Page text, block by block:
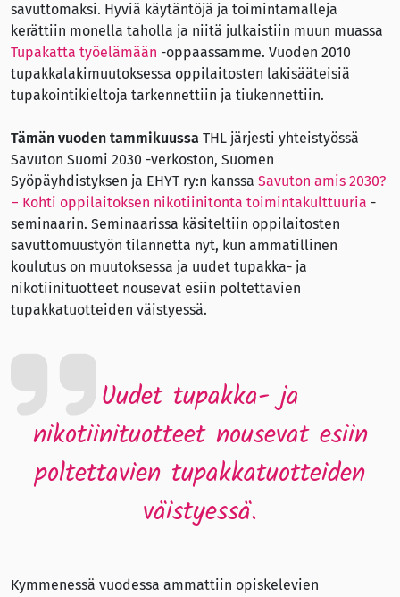
savuttomaksi. Hyviä käytäntöjä ja toimintamalleja
kerättiin monella taholla ja niitä julkaistiin muun muassa
Tupakatta työelämään -oppaassamme. Vuoden 2010
tupakkalakimuutoksessa oppilaitosten lakisääteisiä
tupakointikieltoja tarkennettiin ja tiukennettiin.
Tämän vuoden tammikuussa THL järjesti yhteistyössä
Savuton Suomi 2030 -verkoston, Suomen
Syöpäyhdistyksen ja EHYT ry:n kanssa Savuton amis 2030?
– Kohti oppilaitoksen nikotiinitonta toimintakulttuuria -
seminaarin. Seminaarissa käsiteltiin oppilaitosten
savuttomuustyön tilannetta nyt, kun ammatillinen
koulutus on muutoksessa ja uudet tupakka- ja
nikotiinituotteet nousevat esiin poltettavien
tupakkatuotteiden väistyessä.
Uudet tupakka- ja
nikotiinituotteet nousevat esiin
poltettavien tupakkatuotteiden
väistyessä.
Kymmenessä vuodessa ammattiin opiskelevien